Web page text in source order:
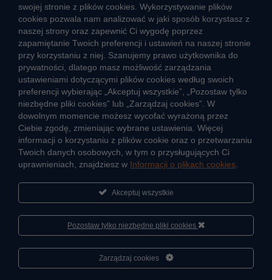
CIEPŁO SYSTEMOWE
Zalety ciepła systemowego
Ciepło przez cały rok
Usługi okołociepłownicze
Informacje ciepła systemowego
JAK POWSTAJE CIEPŁO
ŹRÓDŁA CIEPŁA
Mapa sieci ciepłowniczej
KIERUNKI ROZWOJU SIECI CIEPŁOWNICZEJ
CO TO JEST KOGENERACJA
swojej stronie z plików cookies. Wykorzystywanie plików
cookies pozwala nam analizować w jaki sposób korzystasz z
naszej strony oraz zapewnić Ci wygodę poprzez
zapamiętanie Twoich preferencji i ustawień na naszej stronie
przy korzystaniu z niej. Szanujemy prawo użytkownika do
prywatności, dlatego masz możliwość zarządzania
ustawieniami dotyczącymi plików cookies według swoich
preferencji wybierając „Akceptuj wszystkie”, „Pozostaw tylko
niezbędne pliki cookies” lub „Zarządzaj cookies”. W
dowolnym momencie możesz wycofać wyrażoną przez
Ciebie zgodę, zmieniając wybrane ustawienia. Więcej
informacji o korzystaniu z plików cookie oraz o przetwarzaniu
Twoich danych osobowych, w tym o przysługujących Ci
uprawnieniach, znajdziesz w Informacji o plikach cookies
Akceptuj wszystkie
Pozostaw tylko niezbędne pliki cookies
Zarządzaj cookiesCześć, porozmawiaj ze mną